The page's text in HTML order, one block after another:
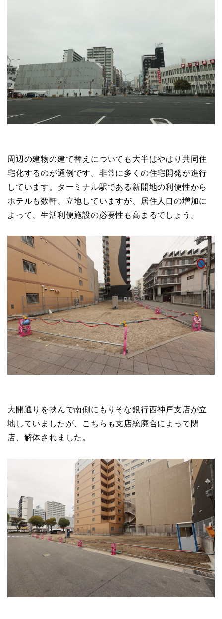
周辺の建物の建て替えについても大半はやはり共同住
宅化するのが通例です。非常に多くの住宅開発が進行
しています。ターミナル駅である新開地の利便性から
ホテルも数軒、立地していますが、居住人口の増加に
よって、生活利便施設の必要性も高まるでしょう。
大開通りを挟んで南側にもりそな銀行西神戸支店が立
地していましたが、こちらも支店統廃合によって閉
店、解体されました。